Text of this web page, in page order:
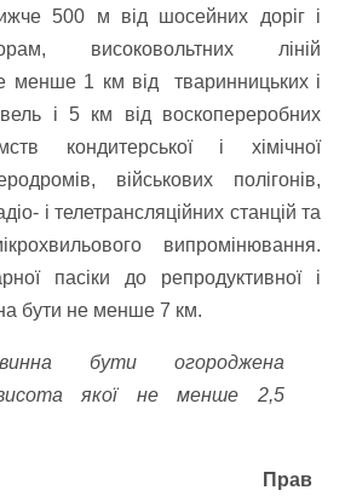
500 м від шосейних доріг і
високовольтних ліній
менше 1 км від тваринницьких і
і 5 км від воскопереробних
кондитерської і хімічної
військових полігонів,
і телетрансляційних станцій та
випромінювання.
пасіки до репродуктивної і
бути не менше 7 км.
бути огороджена
якої не менше 2,5
Прав